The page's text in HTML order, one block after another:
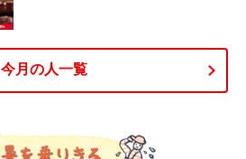
今月の人一覧